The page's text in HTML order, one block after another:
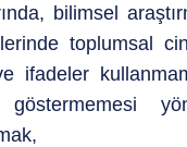
bilimsel
toplumsal
ifadeler
göstermemesi